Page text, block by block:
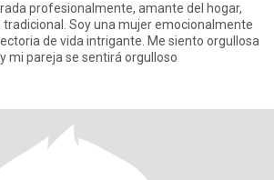
profesionalmente, amante del hogar,
emocionalmente
intrigante. Me siento orgullosa
mi pareja se sentirá orgulloso